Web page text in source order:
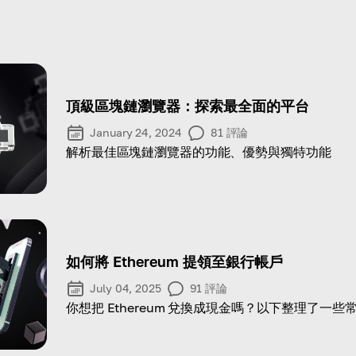
頂級區塊鏈瀏覽器：探索最全面的平台
January 24, 2024 81 評論
解析最佳區塊鏈瀏覽器的功能、優勢與獨特功能
如何將 Ethereum 提領至銀行帳戶
July 04, 2025 91 評論
你想把 Ethereum 兌換成現金嗎？以下整理了一些